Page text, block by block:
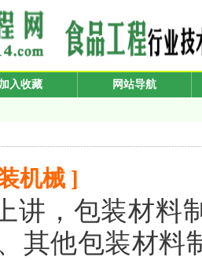
加入收藏 网站导航
机械 ]
讲，包装材料
其他包装材料